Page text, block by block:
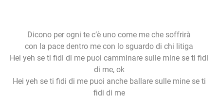
Dicono per ogni te c’è uno come me che soffrirà
con la pace dentro me con lo sguardo di chi litiga
Hei yeh se ti fidi di me puoi camminare sulle mine se ti fidi
di me, ok
Hei yeh se ti fidi di me puoi anche ballare sulle mine se ti
fidi di me